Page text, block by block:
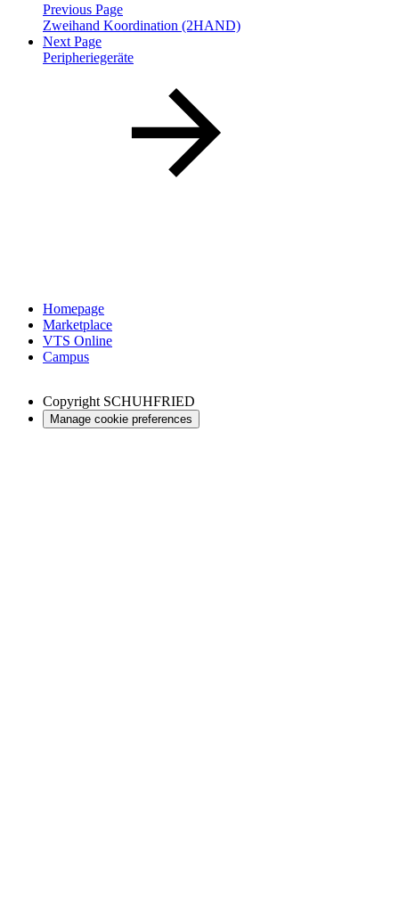
Previous Page
Zweihand Koordination (2HAND)
Next Page
Peripheriegeräte
Homepage
Marketplace
VTS Online
Campus
Copyright SCHUHFRIED
Manage cookie preferences